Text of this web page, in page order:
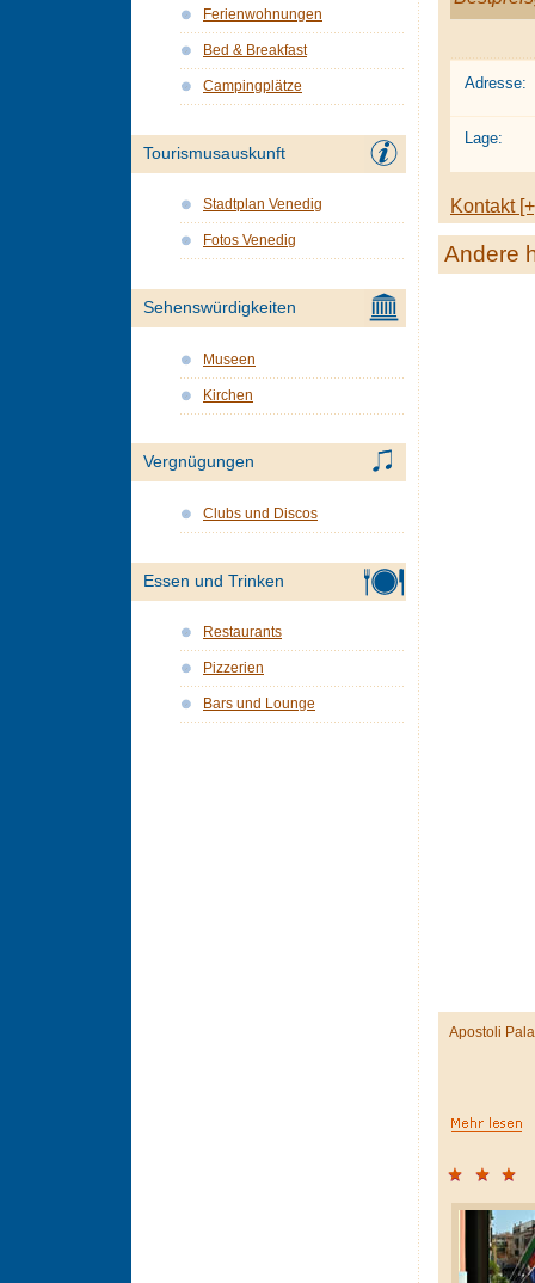
Adresse:
Lage:
Kontakt
Andere
Apostoli
Ferienwohnungen
Bed & Breakfast
Campingplätze
Tourismusauskunft
Stadtplan Venedig
Fotos Venedig
Sehenswürdigkeiten
Museen
Kirchen
Vergnügungen
Clubs und Discos
Essen und Trinken
Restaurants
Pizzerien
Bars und Lounge